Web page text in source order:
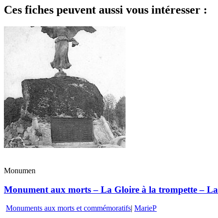
Ces fiches peuvent aussi vous intéresser :
Monumen
Monument aux morts – La Gloire à la trompette –
Monuments aux morts et commémoratifs| MarieP